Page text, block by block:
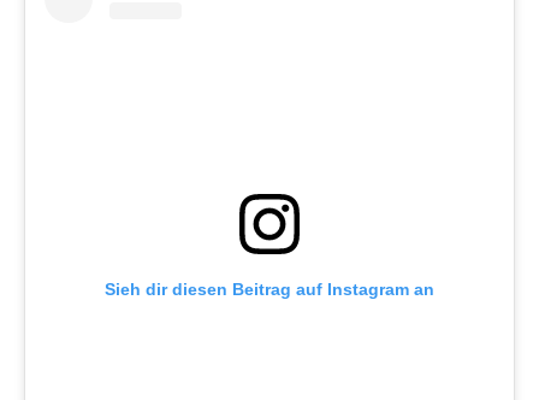
Sieh dir diesen Beitrag auf Instagram an